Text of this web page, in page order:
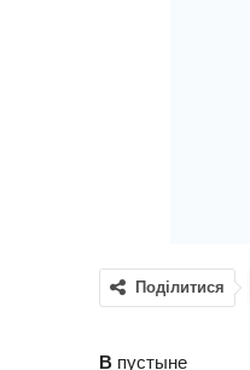
Поділитися
В пустыне